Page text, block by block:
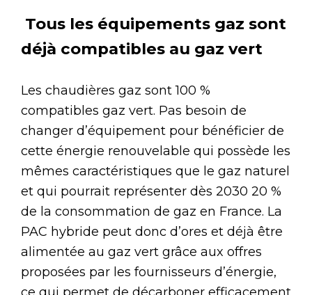
Tous les équipements gaz sont
déjà compatibles au gaz vert
Les chaudières gaz sont 100 %
compatibles gaz vert. Pas besoin de
changer d’équipement pour bénéficier de
cette énergie renouvelable qui possède les
mêmes caractéristiques que le gaz naturel
et qui pourrait représenter dès 2030 20 %
de la consommation de gaz en France. La
PAC hybride peut donc d’ores et déjà être
alimentée au gaz vert grâce aux offres
proposées par les fournisseurs d’énergie,